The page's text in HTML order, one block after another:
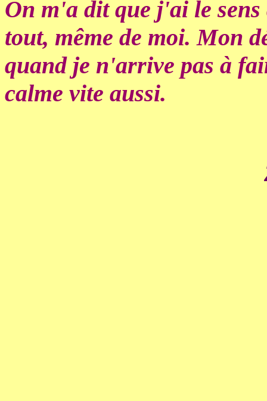
On m'a dit que j'ai le
tout, même de moi. Mon
quand je n'arrive pas à
calme vite aussi.